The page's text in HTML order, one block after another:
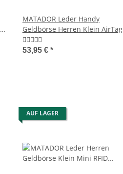
MATADOR Leder Handy
Geldbörse Herren Klein AirTag
RFID
53,95 € *
AUF LAGER
MATADOR Leder RFID
Kreditkarten-Etui-Hülle